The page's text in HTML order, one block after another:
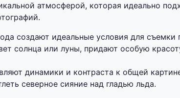
атмосферой, которая идеально
создают идеальные условия для съемки
солнца или луны, придают особую
динамики и контраста к общей
северное сияние над гладью льда.